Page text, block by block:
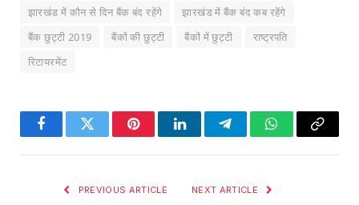
झारखंड में कौन से दिन बैंक बंद रहेंगे
झारखंड में बैंक बंद कब रहेंगे
बैंक छुट्टी 2019
बैंकों की छुट्टी बैंकों में छुट्टी
राष्ट्रपति
रिटायरमेंट
FacebookTwitter PinterestLinkedInTelegramWhatsApp
Copy
PREVIOUS ARTICLE NEXT ARTICLE